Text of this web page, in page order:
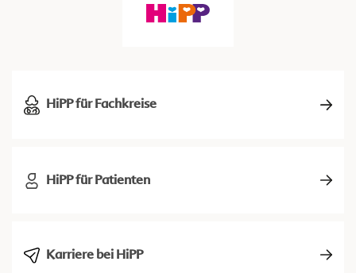
HiPP für Fachkreise
HiPP für Patienten
Karriere bei HiPP